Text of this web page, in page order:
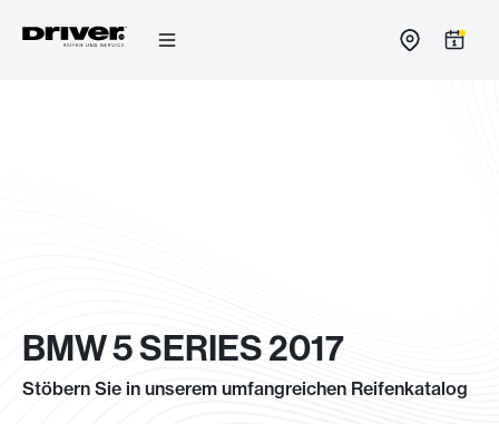
BMW 5 SERIES 2017
Stöbern Sie in unserem umfangreichen Reifenkatalog